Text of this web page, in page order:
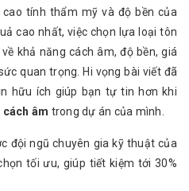
tính thẩm mỹ và độ bền của
cao nhất, việc chọn lựa loại tôn
khả năng cách âm, độ bền, giá
quan trọng. Hi vọng bài viết đã
hữu ích giúp bạn tự tin hơn khi
cách âm trong dự án của mình.
đội ngũ chuyên gia kỹ thuật của
tối ưu, giúp tiết kiệm tới 30%